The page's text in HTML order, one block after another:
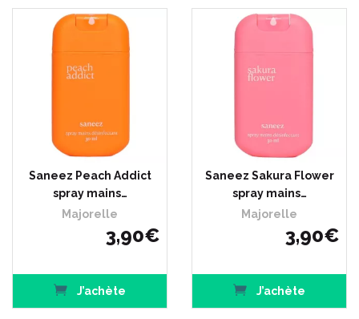
Saneez Peach Addict
spray mains…
Majorelle
3,90€
J’achète
Saneez Sakura Flower
spray mains…
Majorelle
3,90€
J’achète